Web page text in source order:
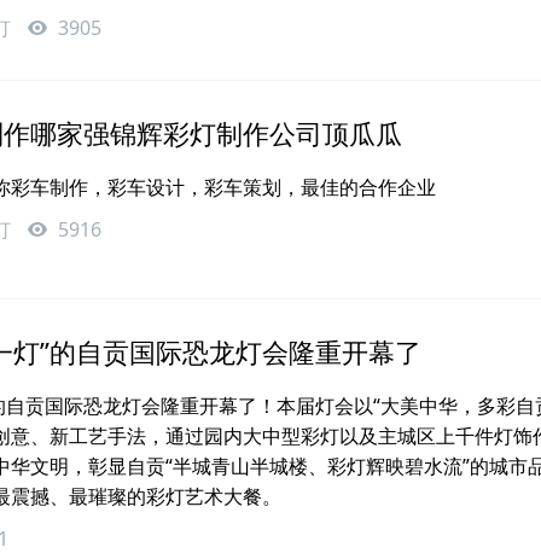
3905
哪家强锦辉彩灯制作公司顶瓜瓜
彩车制作，彩车设计，彩车策划，最佳的合作企业
5916
灯”的自贡国际恐龙灯会隆重开幕了
自贡国际恐龙灯会隆重开幕了！本届灯会以“大美中华，多彩自
意、新工艺手法，通过园内大中型彩灯以及主城区上千件灯饰
华文明，彰显自贡“半城青山半城楼、彩灯辉映碧水流”的城市
撼、最璀璨的彩灯艺术大餐。